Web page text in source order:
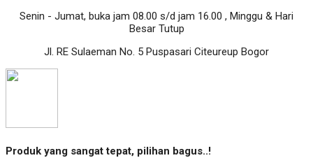
Senin - Jumat, buka jam 08.00 s/d jam 16.00 , Minggu & Hari
Besar Tutup
Jl. RE Sulaeman No. 5 Puspasari Citeureup Bogor
Produk yang sangat tepat, pilihan bagus..!